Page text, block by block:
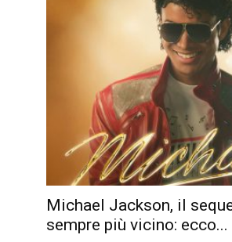
Michael Jackson, il
sempre più vicino: ecco...